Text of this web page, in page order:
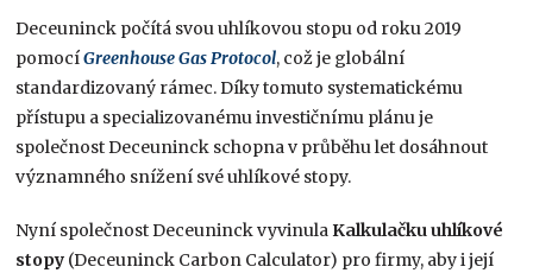
Deceuninck počítá svou uhlíkovou stopu od roku 2019
pomocíGreenhouse Gas Protocol, což je globální
standardizovaný rámec. Díky tomuto systematickému
přístupu a specializovanému investičnímu plánu je
společnost Deceuninck schopna v průběhu let dosáhnout
významného snížení své uhlíkové stopy.
Nyní společnost Deceuninck vyvinula Kalkulačku uhlíkové
stopy (Deceuninck Carbon Calculator) pro firmy, aby i její